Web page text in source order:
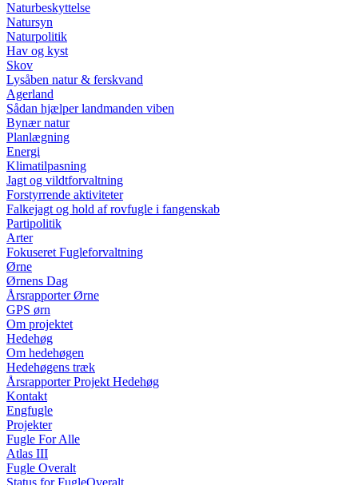
Naturbeskyttelse
Natursyn
Naturpolitik
Hav og kyst
Skov
Lysåben natur & ferskvand
Agerland
Sådan hjælper landmanden viben
Bynær natur
Planlægning
Energi
Klimatilpasning
Jagt og vildtforvaltning
Forstyrrende aktiviteter
Falkejagt og hold af rovfugle i fangenskab
Partipolitik
Arter
Fokuseret Fugleforvaltning
Ørne
Ørnens Dag
Årsrapporter Ørne
GPS ørn
Om projektet
Hedehøg
Om hedehøgen
Hedehøgens træk
Årsrapporter Projekt Hedehøg
Kontakt
Engfugle
Projekter
Fugle For Alle
Atlas III
Fugle Overalt
Status for FugleOveralt